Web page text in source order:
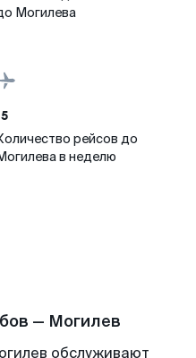
Могилева
рейсов до
в неделю
— Могилев
обслуживают